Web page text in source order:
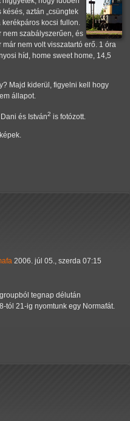
késés, aztán csüngtek
kerékpáros kocsi fullon.
nem szabályszerűen, és
nem volt visszatartó erő. 1 óra
híd, home sweet home, 14,5
Majd kiderül, figyelni kell hogy
állapot.
és István2 is fotózott.
2006. júl 05., szerda 07:15
tegnap délután
tól 21-ig nyomtunk egy Normafát.